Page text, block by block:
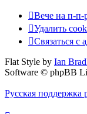
Вече на п-п-
Удалить
Связаться с
Flat Style by Ian
Software © phpBB
Русская поддержка